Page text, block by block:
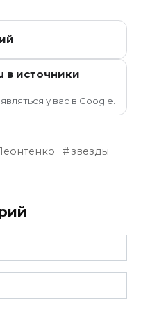
в источники
у вас в Google.
звезды